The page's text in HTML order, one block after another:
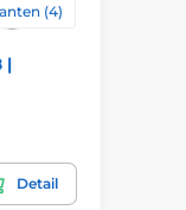
(4)
|
Detail